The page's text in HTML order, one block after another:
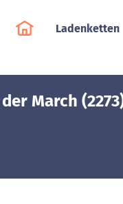
Ladenketten
March